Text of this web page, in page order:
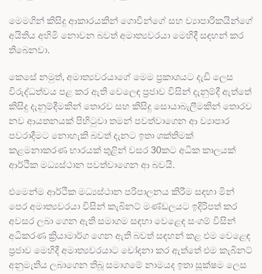
මෙමගින් කිසිදු ආකාරයකින් ගොවීන්ගේ සහ ව්‍යාපාරිකයින්ගේ
අයිතිය අහිමි නොවන බවත් අමාත්‍යවරයා මෙහිදී සඳහන් කර
තිබෙනවා.
කෙසේ නමුත්, අමාත්‍යවරයාගේ මෙම ප්‍රකාශයට දැඩි ලෙස
විරුද්ධත්වය පළ කර ඇති වෙලෙඳ ප්‍රජාව විසින් දැනුම්දී ඇත්තේ
කිසිදු දැනුම්දීමකින් තොරව සහ කිසිදු සොයාබැලීමකින් තොරව
නව ආයතනයක් පිහිටුවා තමන් පවත්වාගෙන ආ ව්‍යාපාර
පවරාදීමට නොහැකි බවත් දැනට ඉතා ශක්තිමක්
කළමනාකරණ භාරයක් තුළින් වසර 30කට අධික කාලයක්
ආර්ථික මධ්‍යස්ථාන පවත්වාගෙන ආ බවයි.
එමෙන්ම ආර්ථික මධ්‍යස්ථාන පරිපාලනය කිරීම සඳහා මින්
පෙර අමාත්‍යවරයා විසින් කැබිනට් මණ්ඩලයට ඉදිරිපත් කර
අවසර ලබා ගෙන ඇති සමාගම සඳහා වෙළෙඳ සංගම් විසින්
අධිකරණ ක්‍රියාමාර්ග ගෙන ඇති බවත් සඳහන් කළ එම වෙළෙඳ
ප්‍රජාව මෙහිදී අමාත්‍යවරයාට චෝදනා කර ඇත්තේ එම කැබිනට්
අනුමැතිය ලබාගෙන තිබූ සමාගමේ නාමයද ඉතා සූක්ෂම ලෙස